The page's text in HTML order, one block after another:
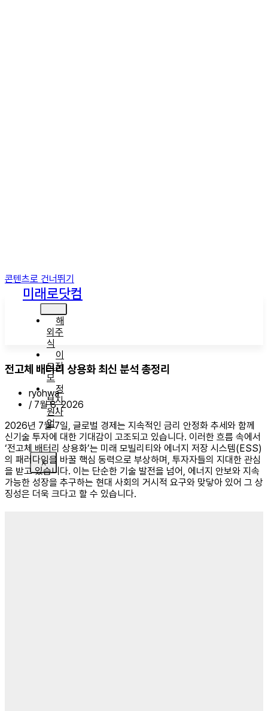
콘텐츠로 건너뛰기
미래로닷컴
해
외주
식
이
모저
모
정
부지
원사
업
X
전고체 배터리 상용화 최신 분석 총정리
ryohwa
/ 7월 8, 2026
2026년 7월 7일, 글로벌 경제는 지속적인 금리 안정화 추세와 함께
신기술 투자에 대한 기대감이 고조되고 있습니다. 이러한 흐름 속에서
‘전고체 배터리 상용화’는 미래 모빌리티와 에너지 저장 시스템(ESS)
의 패러다임을 바꿀 핵심 동력으로 부상하며, 투자자들의 지대한 관심
을 받고 있습니다. 이는 단순한 기술 발전을 넘어, 에너지 안보와 지속
가능한 성장을 추구하는 현대 사회의 거시적 요구와 맞닿아 있어 그 상
징성은 더욱 크다고 할 수 있습니다.